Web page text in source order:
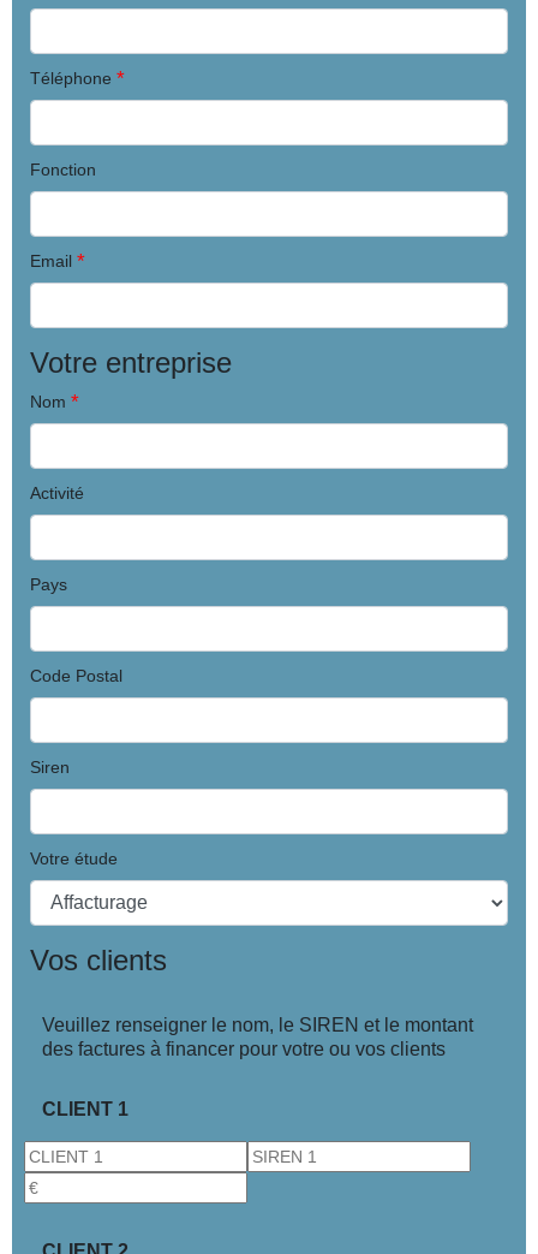
Téléphone *
Fonction
Email *
Votre entreprise
Nom *
Activité
Pays
Code Postal
Siren
Votre étude
Vos clients
Veuillez renseigner le nom, le SIREN et le montant
des factures à financer pour votre ou vos clients
CLIENT 1